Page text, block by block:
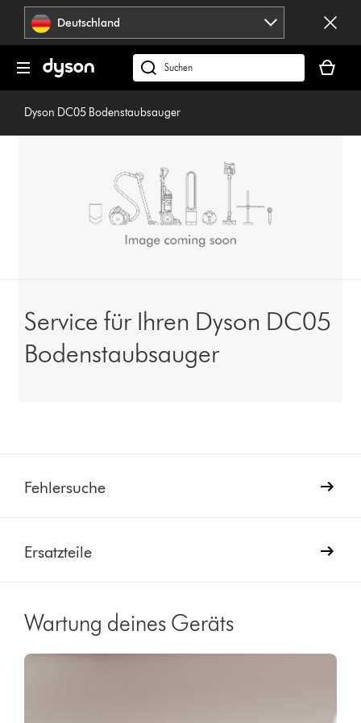
Navigation
überspringenDeutschland
dyson.de
durchsuchen
ist
Dyson DC05 Bodenstaubsauger
Service für Ihren Dyson DC05
Bodenstaubsauger
Fehlersuche
Ersatzteile
Wartung deines Geräts